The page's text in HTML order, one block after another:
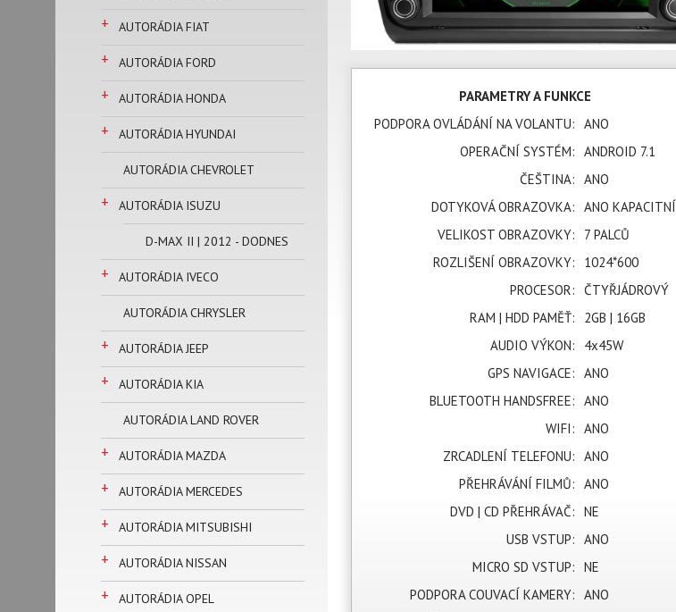
+ AUTORÁDIA FIAT
+ AUTORÁDIA FORD
+ AUTORÁDIA HONDA
+ AUTORÁDIA HYUNDAI
AUTORÁDIA CHEVROLET
+ AUTORÁDIA ISUZU
D-MAX II | 2012 - DODNES
+ AUTORÁDIA IVECO
AUTORÁDIA CHRYSLER
+ AUTORÁDIA JEEP
+ AUTORÁDIA KIA
AUTORÁDIA LAND ROVER
+ AUTORÁDIA MAZDA
+ AUTORÁDIA MERCEDES
+ AUTORÁDIA MITSUBISHI
+ AUTORÁDIA NISSAN
+ AUTORÁDIA OPEL
PARAMETRY A FUNKCE
PODPORA OVLÁDÁNÍ NA VOLANTU: ANO
OPERAČNÍ SYSTÉM: ANDROID 7.1
ČEŠTINA: ANO
DOTYKOVÁ OBRAZOVKA: ANO KAPACITNÍ
VELIKOST OBRAZOVKY:
7 PALCŮ
ROZLIŠENÍ OBRAZOVKY:
1024*600
PROCESOR: ČTYŘJÁDROVÝ
RAM | HDD PAMĚŤ:
2GB | 16GB
AUDIO VÝKON:
4x45W
GPS NAVIGACE: ANO
BLUETOOTH HANDSFREE: ANO
WIFI: ANO
ZRCADLENÍ TELEFONU: ANO
PŘEHRÁVÁNÍ FILMŮ: ANO
DVD | CD PŘEHRÁVAČ: NE
USB VSTUP: ANO
MICRO SD VSTUP: NE
PODPORA COUVACÍ KAMERY: ANO